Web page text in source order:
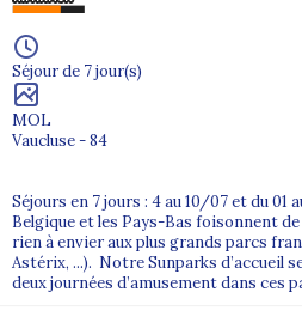
Séjour de 7 jour(s)
MOL
Vaucluse - 84
Séjours en 7 jours : 4 au 10/07 et du 01
Belgique et les Pays-Bas foisonnent
rien à envier aux plus grands parcs
Astérix, ...). Notre Sunparks d’accueil
deux journées d’amusement dans ces